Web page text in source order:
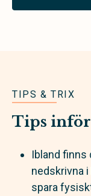
TIPS & TRIX
Tips
Ibland finns
nedskrivna
spara